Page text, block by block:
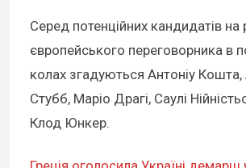
Серед потенційних кандидатів на
європейського переговорника в
колах згадуються Антоніу
Стубб, Маріо Драгі, Саулі
Клод Юнкер.